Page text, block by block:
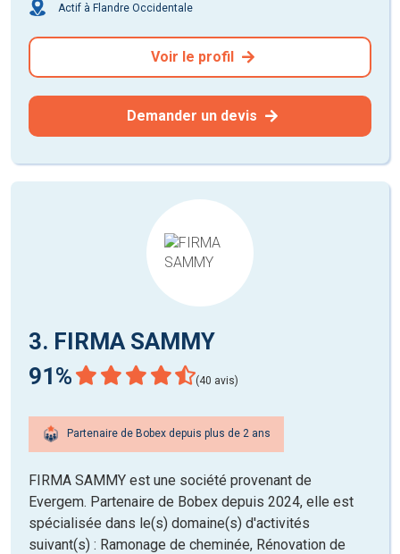
Actif à Flandre Occidentale
Voir le profil
Demander un devis
3. FIRMA SAMMY
91%
(40 avis)
Partenaire de Bobex depuis plus de 2 ans
FIRMA SAMMY est une société provenant de
Evergem. Partenaire de Bobex depuis 2024, elle est
spécialisée dans le(s) domaine(s) d'activités
suivant(s) : Ramonage de cheminée, Rénovation de